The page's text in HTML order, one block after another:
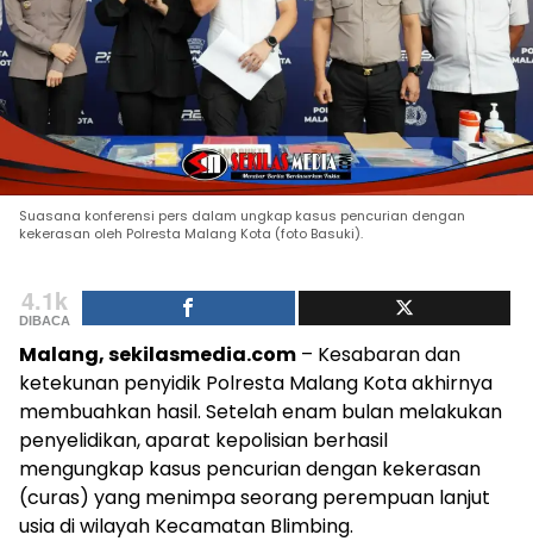
Suasana konferensi pers dalam ungkap kasus pencurian dengan
kekerasan oleh Polresta Malang Kota (foto Basuki).
4.1k
DIBACA
Malang, sekilasmedia.com – Kesabaran dan
ketekunan penyidik Polresta Malang Kota akhirnya
membuahkan hasil. Setelah enam bulan melakukan
penyelidikan, aparat kepolisian berhasil
mengungkap kasus pencurian dengan kekerasan
(curas) yang menimpa seorang perempuan lanjut
usia di wilayah Kecamatan Blimbing.